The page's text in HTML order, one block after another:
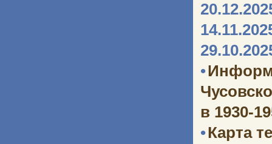
•
в 1930-
•Карта